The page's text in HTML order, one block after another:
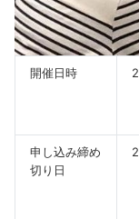
開催日時
申し込み締め
切り日